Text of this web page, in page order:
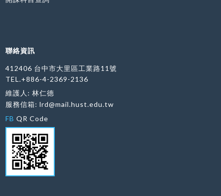
聯絡資訊
412406 台中市大里區工業路11號
TEL.+886-4-2369-2136
維護人: 林仁德
服務信箱:lrd@mail.hust.edu.tw
FB QR Code